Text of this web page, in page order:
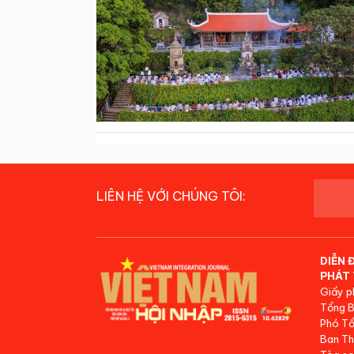
LIÊN HỆ VỚI CHÚNG TÔI:
DIỄN
PHÁT
Giấy
Tổng
Phó
Ban